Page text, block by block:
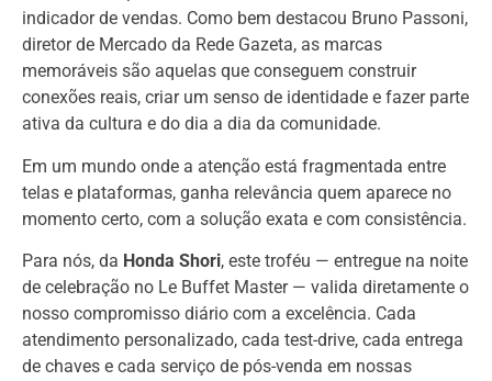
indicador de vendas. Como bem destacou Bruno Passoni,
diretor de Mercado da Rede Gazeta, as marcas
memoráveis são aquelas que conseguem construir
conexões reais, criar um senso de identidade e fazer parte
ativa da cultura e do dia a dia da comunidade.
Em um mundo onde a atenção está fragmentada entre
telas e plataformas, ganha relevância quem aparece no
momento certo, com a solução exata e com consistência.
Para nós, da Honda Shori, este troféu — entregue na noite
de celebração no Le Buffet Master — valida diretamente o
nosso compromisso diário com a excelência. Cada
atendimento personalizado, cada test-drive, cada entrega
de chaves e cada serviço de pós-venda em nossas